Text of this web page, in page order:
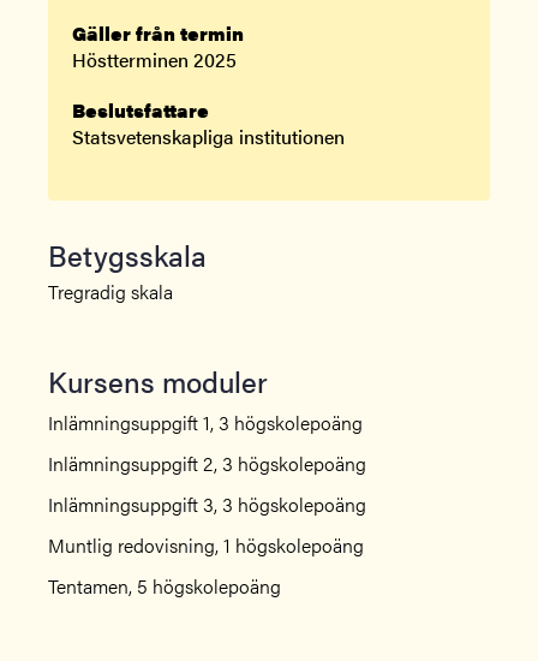
Gäller från termin
Höstterminen 2025
Beslutsfattare
Statsvetenskapliga institutionen
Betygsskala
Tregradig skala
Kursens moduler
Inlämningsuppgift 1, 3 högskolepoäng
Inlämningsuppgift 2, 3 högskolepoäng
Inlämningsuppgift 3, 3 högskolepoäng
Muntlig redovisning, 1 högskolepoäng
Tentamen, 5 högskolepoäng